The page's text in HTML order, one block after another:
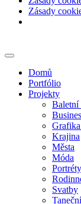
Zásady
to
Domů
Portfólio
Projekty
Baletní
Krajina
Města
Móda
Portréty
Svatby